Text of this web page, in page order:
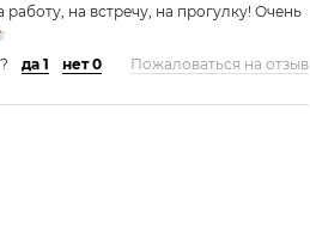
на встречу, на прогулку! Очень
да 1 нет 0 Пожаловаться на отзыв